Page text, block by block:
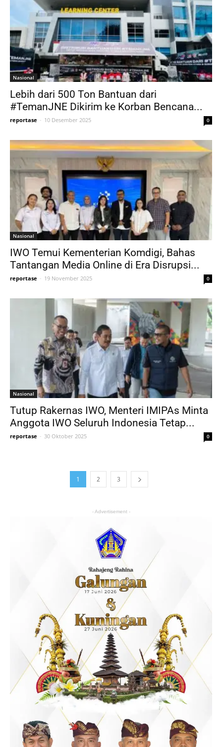
Nasional
Lebih dari 500 Ton Bantuan dari
#TemanJNE Dikirim ke Korban Bencana...
reportase - 10 Desember 2025 0
Nasional
IWO Temui Kementerian Komdigi, Bahas
Tantangan Media Online di Era Disrupsi...
reportase - 19 November 2025 0
Nasional
Tutup Rakernas IWO, Menteri IMIPAs Minta
Anggota IWO Seluruh Indonesia Tetap...
reportase - 30 Oktober 2025 0
1 2 3
- Advertisement -